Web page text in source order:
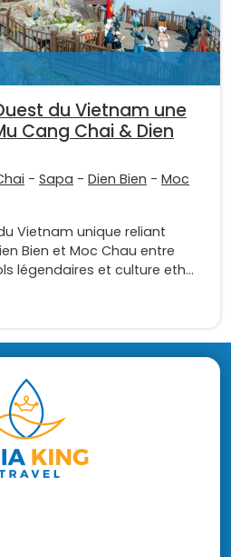
du Vietnam une
Cang Chai & Dien
- Sapa - Dien Bien - Moc
Vietnam unique reliant
Bien et Moc Chau entre
légendaires et culture eth...